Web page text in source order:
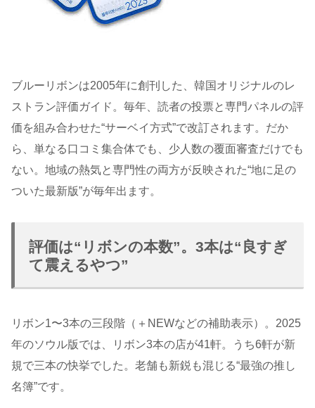
ブルーリボンは2005年に創刊した、韓国オリジナルのレ
ストラン評価ガイド。毎年、読者の投票と専門パネルの評
価を組み合わせた“サーベイ方式”で改訂されます。だか
ら、単なる口コミ集合体でも、少人数の覆面審査だけでも
ない。地域の熱気と専門性の両方が反映された“地に足の
ついた最新版”が毎年出ます。
評価は“リボンの本数”。3本は“良すぎ
て震えるやつ”
リボン1〜3本の三段階（＋NEWなどの補助表示）。2025
年のソウル版では、リボン3本の店が41軒。うち6軒が新
規で三本の快挙でした。老舗も新鋭も混じる“最強の推し
名簿”です。